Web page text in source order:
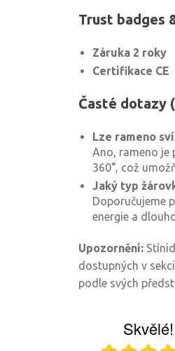
Trust badges
Záruka 2 roky
Certifikace CE
Časté dotazy
Lze rameno
Ano, rameno je
360°, což
Jaký typ
Doporučujeme
energie a
Upozornění:
dostupných v
podle svých